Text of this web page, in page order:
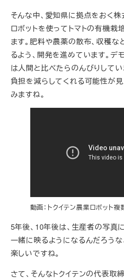
そんな中、愛知県に拠点をおく株
ロボットを使ってトマトの有機
ます。肥料や農薬の散布、収穫な
るよう、開発を進めています。デ
は人間と比べたらのんびりして
負担を減らしてくれる可能性が
みますね。
動画：トクイテン農業ロボット
5年後、10年後は、生産者の写真
一緒に映るようになるんだろうな
楽しいですね。
さて、そんなトクイテンの代表取